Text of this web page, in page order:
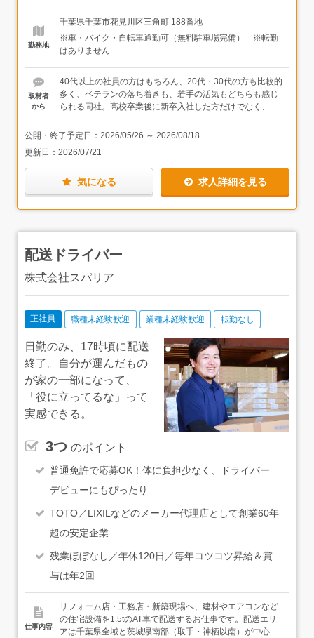
にぴったり＞・体を動かすことが好きな方・車の運転が好
います！）
実際の平均残業時間は月20時間程度です。＜年収例＞年収
370万円（入社3年目）年収420万円（入社5年目）年に1回
社長と、上長とは定期的に面談を行い、その時の悩みや頑
張りを聞きながら評価していく体制があります。
勤務地
千葉県千葉市花見川区三角町 188番地
※車・バイク・自転車通勤可（無料駐車場完備） ※転勤
はありません
取材者
から
40代以上の社員の方はもちろん、20代・30代の方も比較的
多く、ベテランの落ち着きも、若手の活気もどちらも感じ
られる同社。高校卒業後に新卒入社した方だけでなく、未
ップ店員をしていた方もいらっしゃるとのことで、中途入
思います。
学生時代の同じ部活出身の仲間を誘ったり、親子3世代で
働く社員の方もいらっしゃったりと、紹介経由での入社も
多いそうで、特に家族に紹介できるなんて、よっぽど働く
紹介できるというのは、信頼の証でもあると思います。
事務所は2023年に改装。業務スペース・会議スペース・応
接室・お手洗いなど…とても綺麗な社内を見学させていた
だきました。また、コインロッカーが完備されているのも
嬉しいところかとも思います！
公開・終了予定日： 2026/05/26 ～ 2026/08/18
更新日： 2026/07/21
気になる 求人詳細を見る
配送ドライバー
株式会社スパリア
正社員 職種未経験歓迎 業種未経験歓迎 転勤なし
日勤のみ、17時頃に配送
終了。自分が運んだもの
が家の一部になって、
「役に立ってるな」って
実感できる。
3つ のポイント
普通免許で応募OK！体に負担少なく、ドライバー
デビューにもぴったり
TOTO／LIXILなどのメーカー代理店として創業60年
超の安定企業
残業ほぼなし／年休120日／毎年コツコツ昇給＆賞
与は年2回
仕事内容
リフォーム店・工務店・新築現場へ、建材やエアコンなど
の住宅設備を1.5tのAT車で配送するお仕事です。配送エリ
アは千葉県全域と茨城県南部（取手・神栖以南）が中心。